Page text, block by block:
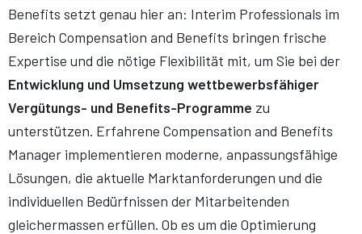
Benefits setzt genau hier an: Interim Professionals im
Bereich Compensation and Benefits bringen frische
Expertise und die nötige Flexibilität mit, um Sie bei der
Entwicklung und Umsetzung wettbewerbsfähiger
Vergütungs- und Benefits-Programme zu
unterstützen. Erfahrene Compensation and Benefits
Manager implementieren moderne, anpassungsfähige
Lösungen, die aktuelle Marktanforderungen und die
individuellen Bedürfnissen der Mitarbeitenden
gleichermassen erfüllen. Ob es um die Optimierung